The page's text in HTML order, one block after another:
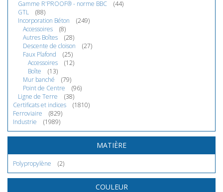
Gamme R'PROOF® - norme BBC
(44)
GTL
(88)
Incorporation Béton
(249)
Accessoires
(8)
Autres Boîtes
(28)
Descente de cloison
(27)
Faux Plafond
(25)
Accessoires
(12)
Boîte
(13)
Mur banché
(79)
Point de Centre
(96)
Ligne de Terre
(38)
Certificats et indices
(1810)
Ferroviaire
(829)
Industrie
(1989)
MATIÈRE
Polypropylène (2)
COULEUR